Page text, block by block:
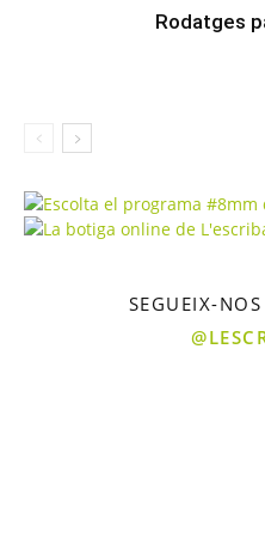
Rodatges
SEGUEIX-